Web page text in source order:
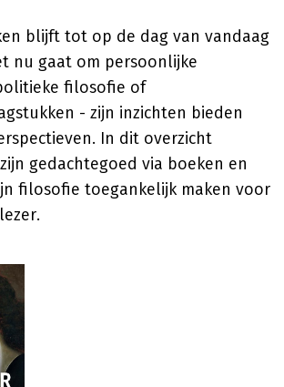
blijft tot op de dag van vandaag
nu gaat om persoonlijke
filosofie of
- zijn inzichten bieden
In dit overzicht
gedachtegoed via boeken en
filosofie toegankelijk maken voor